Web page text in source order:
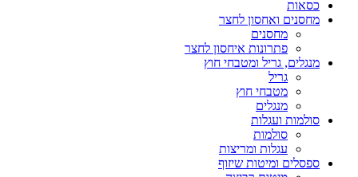
כסאות
מחסנים ואחסון לחצר
מחסנים
פתרונות איחסון לחצר
מנגלים, גריל ומטבחי חוץ
גריל
מטבחי חוץ
מנגלים
סולמות ועגלות
סולמות
עגלות ומריצות
ספסלים ומיטות שיזוף